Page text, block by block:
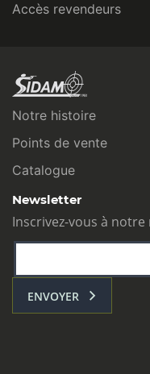
Accès revendeurs
Notre histoire
Points de vente
Catalogue
Newsletter
Inscrivez-vous à
ENVOYER